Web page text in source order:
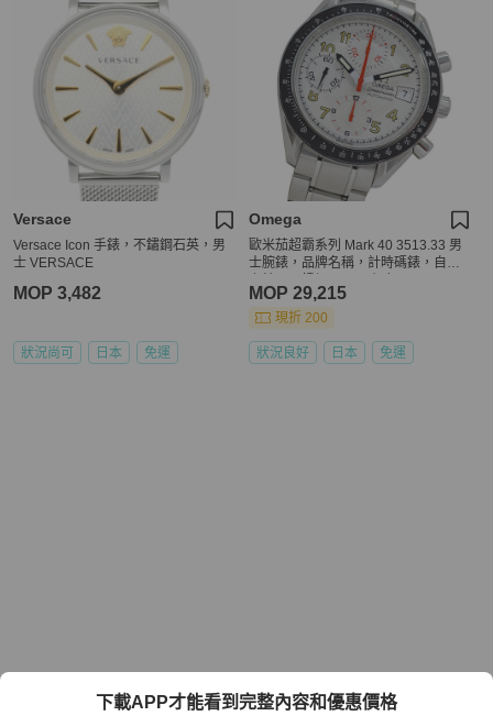
Versace
Versace Icon 手錶，不鏽鋼石英，男
士 VERSACE
MOP 3,482
狀況尚可 日本 免運
Omega
歐米茄超霸系列 Mark 40 3513.33 男
士腕錶，品牌名稱，計時碼錶，自動
MOP 29,215
現折 200
狀況良好 日本 免運
下載APP才能看到完整內容和優惠價格